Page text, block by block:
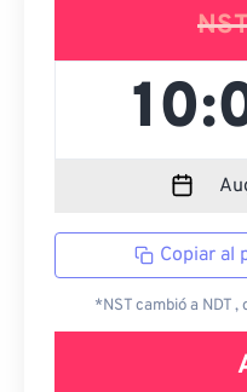
Copiar al
*NST cambió a NDT